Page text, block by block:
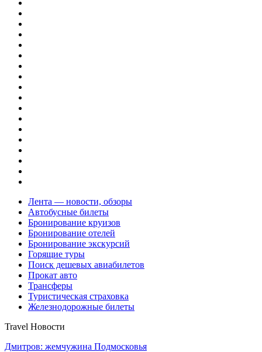
Лента — новости, обзоры
Автобусные билеты
Бронирование круизов
Бронирование отелей
Бронирование экскурсий
Горящие туры
Поиск дешевых авиабилетов
Прокат авто
Трансферы
Туристическая страховка
Железнодорожные билеты
Travel Новости
Дмитров: жемчужина Подмосковья